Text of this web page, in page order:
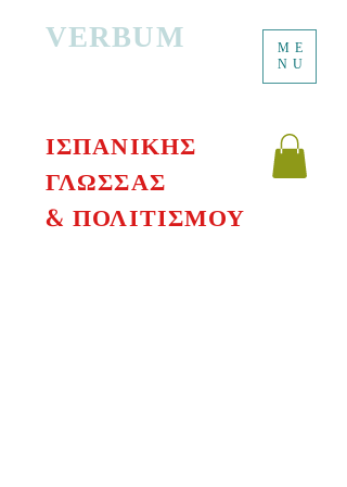
VERBUM
ΙΣΠΑΝΙΚΗΣ
ΓΛΩΣΣΑΣ
& ΠΟΛΙΤΙΣΜΟΥ
ME
NU